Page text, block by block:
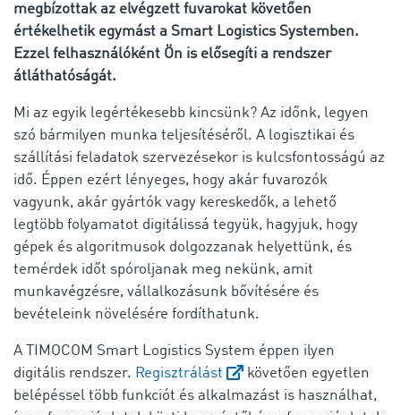
megbízottak az elvégzett fuvarokat követően
értékelhetik egymást a Smart Logistics Systemben.
Ezzel felhasználóként Ön is elősegíti a rendszer
átláthatóságát.
Mi az egyik legértékesebb kincsünk? Az időnk, legyen
szó bármilyen munka teljesítéséről. A logisztikai és
szállítási feladatok szervezésekor is kulcsfontosságú az
idő. Éppen ezért lényeges, hogy akár fuvarozók
vagyunk, akár gyártók vagy kereskedők, a lehető
legtöbb folyamatot digitálissá tegyük, hagyjuk, hogy
gépek és algoritmusok dolgozzanak helyettünk, és
temérdek időt spóroljanak meg nekünk, amit
munkavégzésre, vállalkozásunk bővítésére és
bevételeink növelésére fordíthatunk.
A TIMOCOM Smart Logistics System éppen ilyen
digitális rendszer. Regisztrálást
követően egyetlen
belépéssel több funkciót és alkalmazást is használhat,